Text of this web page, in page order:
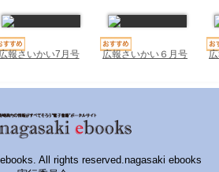
報さいかい7月号 広報さいかい６月号
All rights reserved.nagasaki ebooks